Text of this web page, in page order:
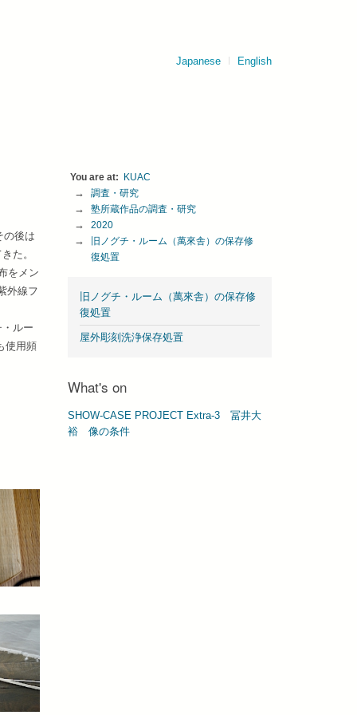
Japanese English
の後は
た。
をメン
外線フ
ルー
使用頻
KUAC
調査・研究
塾所蔵作品の調査・研究
2020
旧ノグチ・ルーム（萬來舎）の保存修
復処置
旧ノグチ・ルーム（萬來舎）の保存修
復処置
屋外彫刻洗浄保存処置
What's on
SHOW-CASE PROJECT Extra-3 冨井⼤
裕 像の条件